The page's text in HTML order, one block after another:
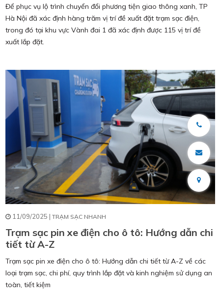
Để phục vụ lộ trình chuyển đổi phương tiện giao thông xanh, TP
Hà Nội đã xác định hàng trăm vị trí đề xuất đặt trạm sạc điện,
trong đó tại khu vực Vành đai 1 đã xác định được 115 vị trí đề
xuất lắp đặt.
11/09/2025 | TRẠM SẠC NHANH
Trạm sạc pin xe điện cho ô tô: Hướng dẫn chi
tiết từ A-Z
Trạm sạc pin xe điện cho ô tô: Hướng dẫn chi tiết từ A-Z về các
loại trạm sạc, chi phí, quy trình lắp đặt và kinh nghiệm sử dụng an
toàn, tiết kiệm